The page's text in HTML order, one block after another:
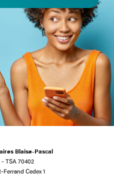
Blaise-Pascal
TSA 70402
Cedex 1